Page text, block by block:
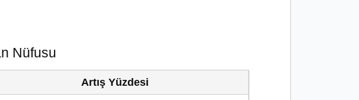
Nüfusu
Artış Yüzdesi